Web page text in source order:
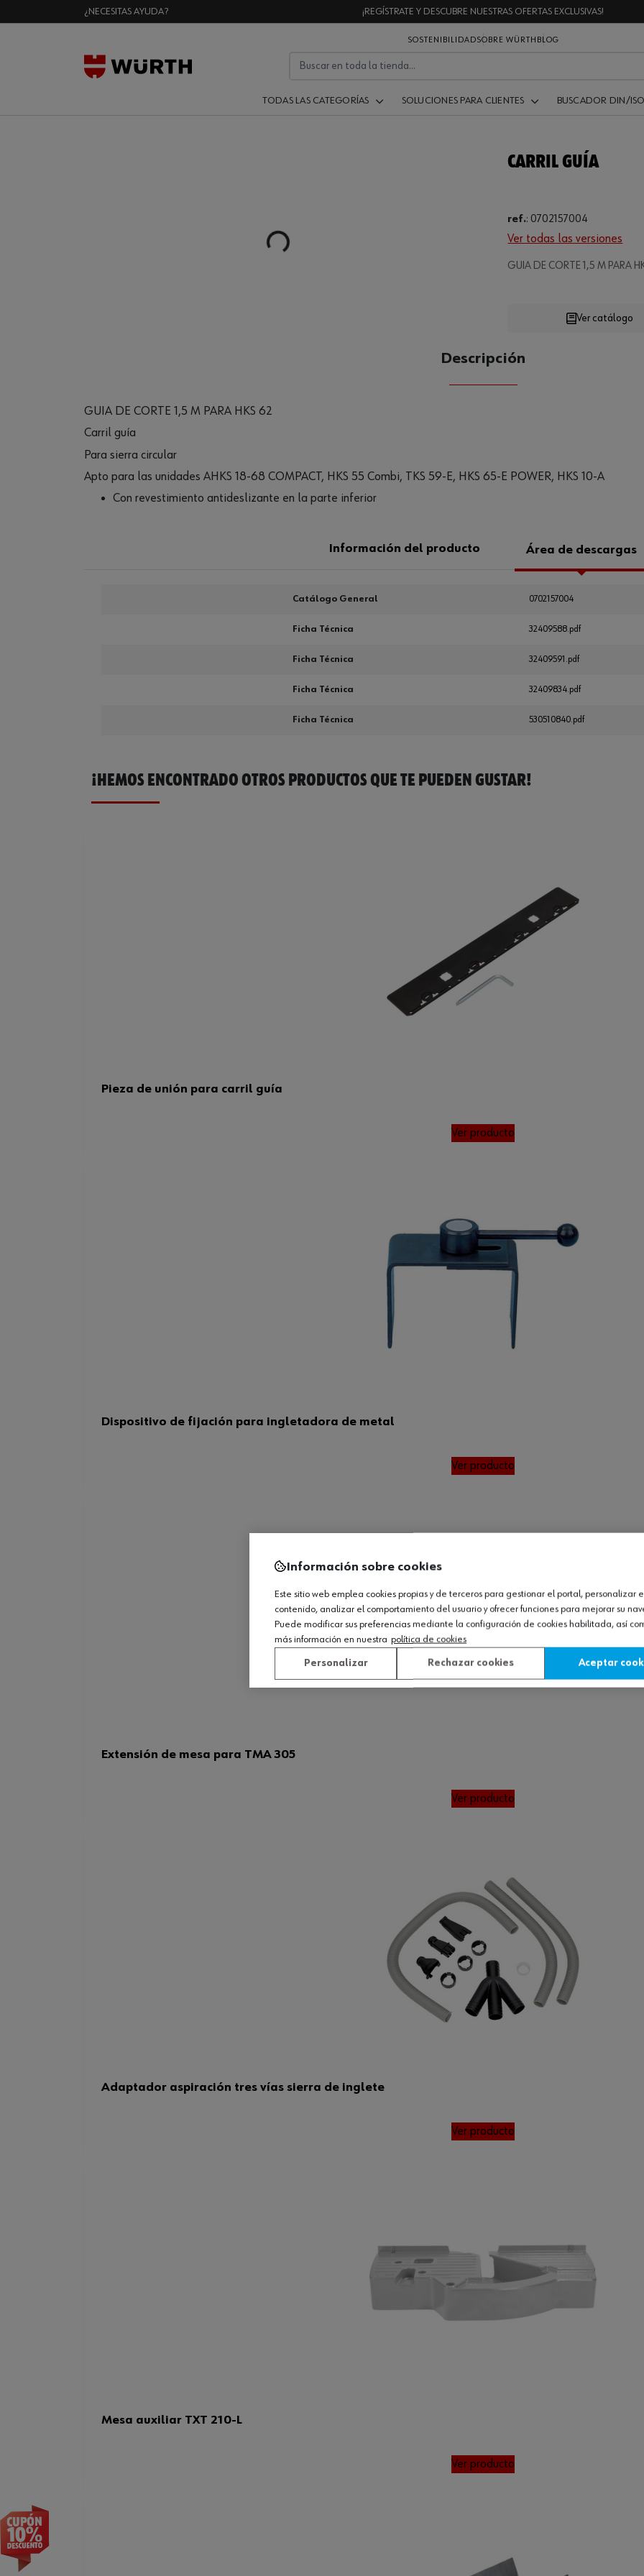
¿NECESITAS AYUDA? ¡REGÍSTRATE Y DESCUBRE NUESTRAS OFERTAS EXCLUSIVAS!
SOSTENIBILIDADSOBRE WÜRTH BLOG
TODAS LAS CATEGORÍAS SOLUCIONES PARA CLIENTES BUSCADOR DIN/ISO
Loading...
CARRIL GUÍA
ref.: 0702157004
Ver todas las versiones
GUIA DE CORTE 1,5 M PARA
CANTIDAD
Ver catálogo
Descripción
GUIA DE CORTE 1,5 M PARA HKS 62
Carril guía
Para sierra circular
Apto para las unidades AHKS 18-68 COMPACT, HKS 55 Combi, TKS 59-E, HKS 65-E POWER, HKS 10-A
Con revestimiento antideslizante en la parte inferior
Información del producto Área de descargas
Catálogo General 0702157004
Ficha Técnica 32409588.pdf
Ficha Técnica 32409591.pdf
Ficha Técnica 32409834.pdf
Ficha Técnica 530510840.pdf
¡HEMOS ENCONTRADO OTROS PRODUCTOS QUE TE PUEDEN GUSTAR!
Pieza de unión para carril guía
Ver producto
Dispositivo de fijación para ingletadora de metal
Ver producto
Extensión de mesa para TMA 305
Ver producto
Adaptador aspiración tres vías sierra de inglete
Ver producto
Mesa auxiliar TXT 210-L
Ver producto
Información sobre cookies
Este sitio web emplea cookies propias y de terceros para gestionar el portal, personalizar
contenido, analizar el comportamiento del usuario y ofrecer funciones para mejorar su
Puede modificar sus preferencias mediante la configuración de cookies habilitada, así
más información en nuestra política de cookies
Personalizar Rechazar cookies Aceptar